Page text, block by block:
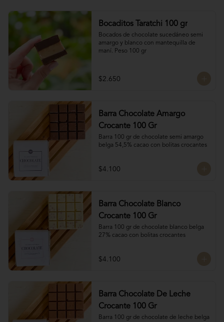
Bocaditos Taratchi 100 gr
Bocados de chocolate sucedáneo semi
amargo y blanco con mantequilla de
maní. Peso 100 gr
$2.650
Barra Chocolate Amargo
Crocante 100 Gr
Barra 100 gr de chocolate semi amargo
belga 54,5% cacao con bolitas crocantes
$4.100
Barra Chocolate Blanco
Crocante 100 Gr
Barra 100 gr de chocolate blanco belga
27% cacao con bolitas crocantes
$4.100
Barra Chocolate De Leche
Crocante 100 Gr
Barra 100 gr de chocolate de leche belga